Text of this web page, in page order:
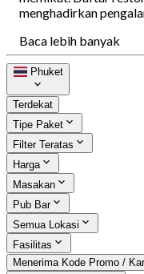
menghadirkan
Baca lebih banyak
Phuket
Terdekat
Tipe Paket
Filter Teratas
Harga
Masakan
Pub Bar
Semua Lokasi
Fasilitas
Menerima Kode Promo /